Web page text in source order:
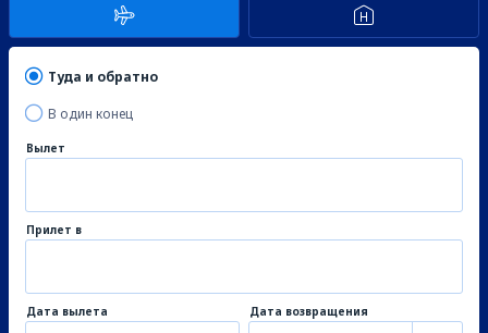
Туда и обратно
В один конец
Вылет
Прилет в
Дата вылета Дата возвращения